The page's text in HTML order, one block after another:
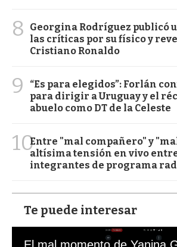
8
Georgina Rodríguez publicó
las críticas por su físico y
Cristiano Ronaldo
9
“Es para elegidos”: Forlán
para dirigir a Uruguay y el
abuelo como DT de la Celeste
10Entre "mal compañero" y
altísima tensión en vivo
integrantes de programa
Te puede interesar